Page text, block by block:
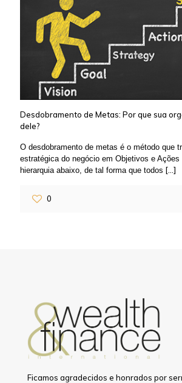
Desdobramento de Metas: Por que sua
dele?
O desdobramento de metas é o método que
estratégica do negócio em Objetivos e
hierarquia abaixo, de tal forma que todos […]
0
Ficamos agradecidos e honrados por